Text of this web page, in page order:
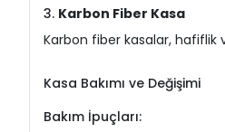
3. Karbon Fiber Kasa
Karbon fiber kasalar, hafiflik
Kasa Bakımı ve Değişimi
Bakım İpuçları: